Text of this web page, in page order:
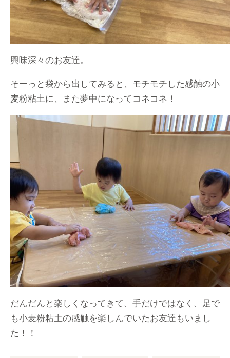
興味深々のお友達。
そーっと袋から出してみると、モチモチした感触の小
麦粉粘土に、また夢中になってコネコネ！
だんだんと楽しくなってきて、手だけではなく、足で
も小麦粉粘土の感触を楽しんでいたお友達もいまし
た！！